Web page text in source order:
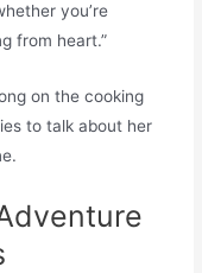
you’re
from heart.”
on the cooking
to talk about her